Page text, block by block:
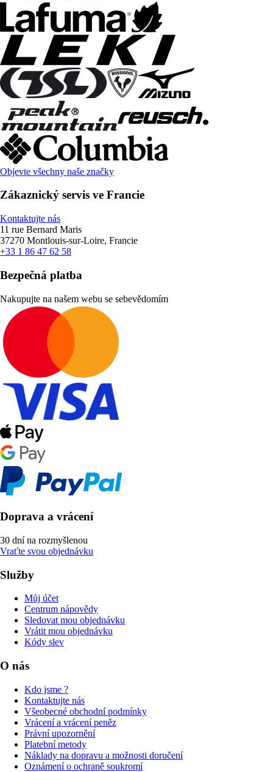
Objevte všechny naše značky
Zákaznický servis ve Francie
Kontaktujte nás
11 rue Bernard Maris
37270 Montlouis-sur-Loire, Francie
+33 1 86 47 62 58
Bezpečná platba
Nakupujte na našem webu se sebevědomím
Doprava a vrácení
30 dní na rozmyšlenou
Vraťte svou objednávku
Služby
Můj účet
Centrum nápovědy
Sledovat mou objednávku
Vrátit mou objednávku
Kódy slev
O nás
Kdo jsme ?
Kontaktujte nás
Všeobecné obchodní podmínky
Vrácení a vrácení peněz
Právní upozornění
Platební metody
Náklady na dopravu a možnosti doručení
Oznámení o ochraně soukromí